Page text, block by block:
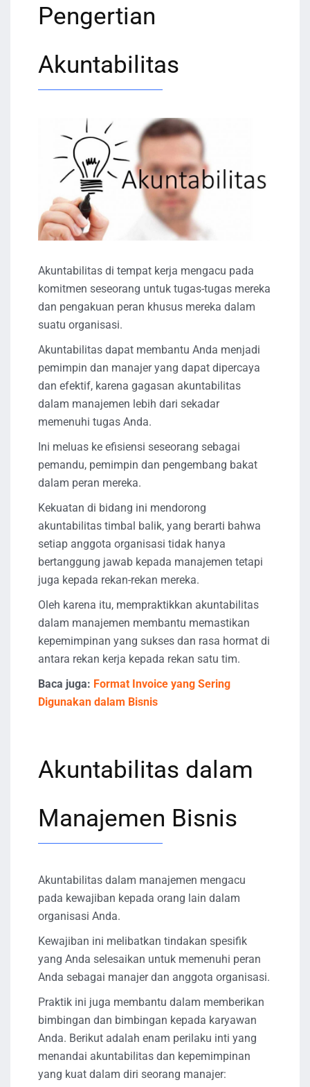
Pengertian
Akuntabilitas
Akuntabilitas di tempat kerja mengacu pada
komitmen seseorang untuk tugas-tugas mereka
dan pengakuan peran khusus mereka dalam
suatu organisasi.
Akuntabilitas dapat membantu Anda menjadi
pemimpin dan manajer yang dapat dipercaya
dan efektif, karena gagasan akuntabilitas
dalam manajemen lebih dari sekadar
memenuhi tugas Anda.
Ini meluas ke efisiensi seseorang sebagai
pemandu, pemimpin dan pengembang bakat
dalam peran mereka.
Kekuatan di bidang ini mendorong
akuntabilitas timbal balik, yang berarti bahwa
setiap anggota organisasi tidak hanya
bertanggung jawab kepada manajemen tetapi
juga kepada rekan-rekan mereka.
Oleh karena itu, mempraktikkan akuntabilitas
dalam manajemen membantu memastikan
kepemimpinan yang sukses dan rasa hormat di
antara rekan kerja kepada rekan satu tim.
Baca juga: Format Invoice yang Sering
Digunakan dalam Bisnis
Akuntabilitas dalam
Manajemen Bisnis
Akuntabilitas dalam manajemen mengacu
pada kewajiban kepada orang lain dalam
organisasi Anda.
Kewajiban ini melibatkan tindakan spesifik
yang Anda selesaikan untuk memenuhi peran
Anda sebagai manajer dan anggota organisasi.
Praktik ini juga membantu dalam memberikan
bimbingan dan bimbingan kepada karyawan
Anda. Berikut adalah enam perilaku inti yang
menandai akuntabilitas dan kepemimpinan
yang kuat dalam diri seorang manajer: